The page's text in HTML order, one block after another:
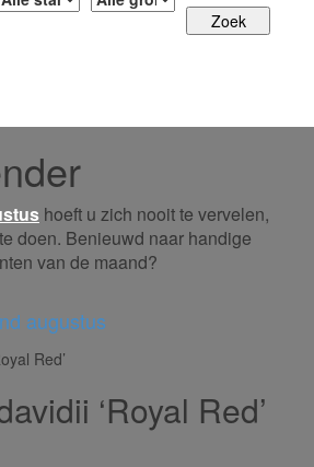
hoeft u zich nooit te vervelen,
doen. Benieuwd naar handige
van de maand?
augustus
‘Royal Red’